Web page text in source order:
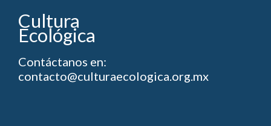
Cultura
Ecológica
Contáctanos en:
contacto@culturaecologica.org.mx